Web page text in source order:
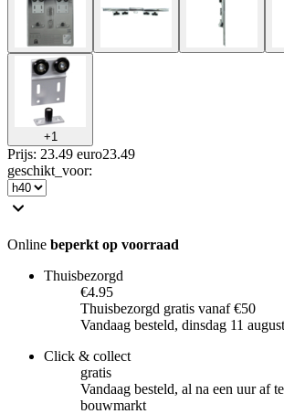
+1
Prijs: 23.49 euro23.49
geschikt_voor:
Online beperkt op voorraad
Thuisbezorgd
€4.95
Thuisbezorgd gratis vanaf €50
Vandaag besteld, dinsdag 11
Click & collect
gratis
Vandaag besteld, al na een uur af
bouwmarkt